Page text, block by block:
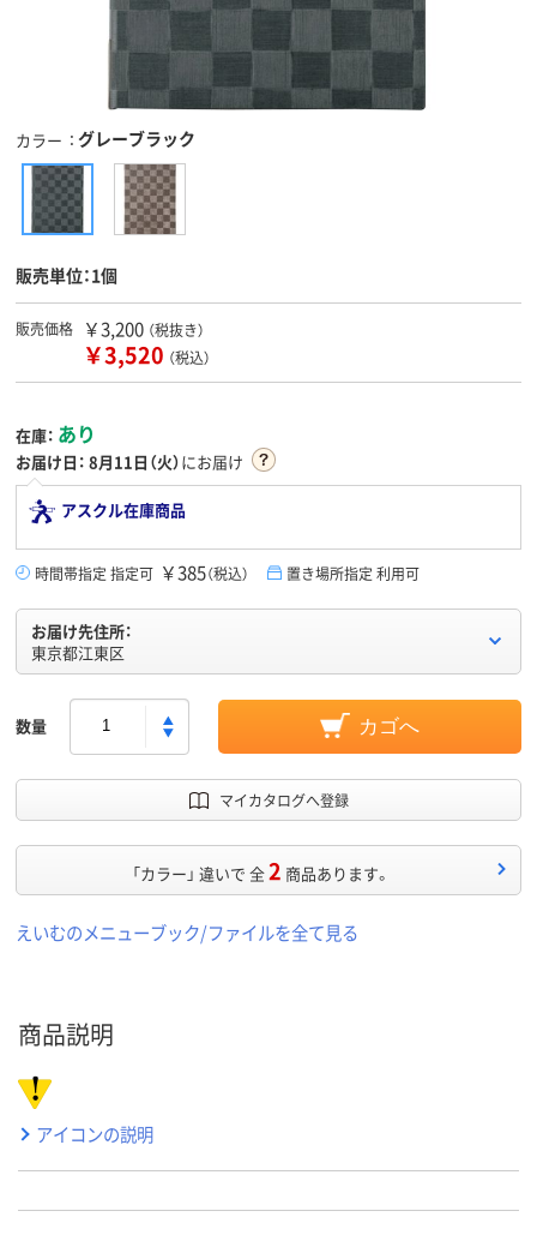
カラー グレーブラック
販売単位：1個
販売価格 ￥3,200 （税抜き）
￥3,520 （税込）
在庫： あり
お届け日： 8月11日（火）にお届け
アスクル在庫商品
時間帯指定 指定可 ￥385（税込） 置き場所指定 利用可
お届け先住所：
東京都江東区
数量 カゴへ
マイカタログへ登録
「カラー」 違いで 全2 商品あります。
えいむのメニューブック/ファイルを全て見る
商品説明
アイコンの説明